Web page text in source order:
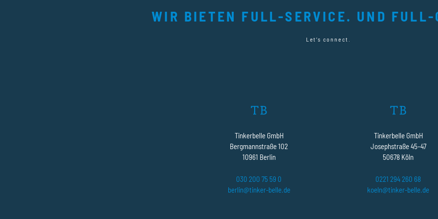
WIR BIETEN FULL-SERVICE. UND FULL-
Let’s connect.
Tinkerbelle GmbH
Bergmannstraße 102
10961 Berlin
030 200 75 59 0
berlin@tinker-belle.de
Tinkerbelle GmbH
Josephstraße 45–47
50678 Köln
0221 294 260 68
koeln@tinker-belle.de